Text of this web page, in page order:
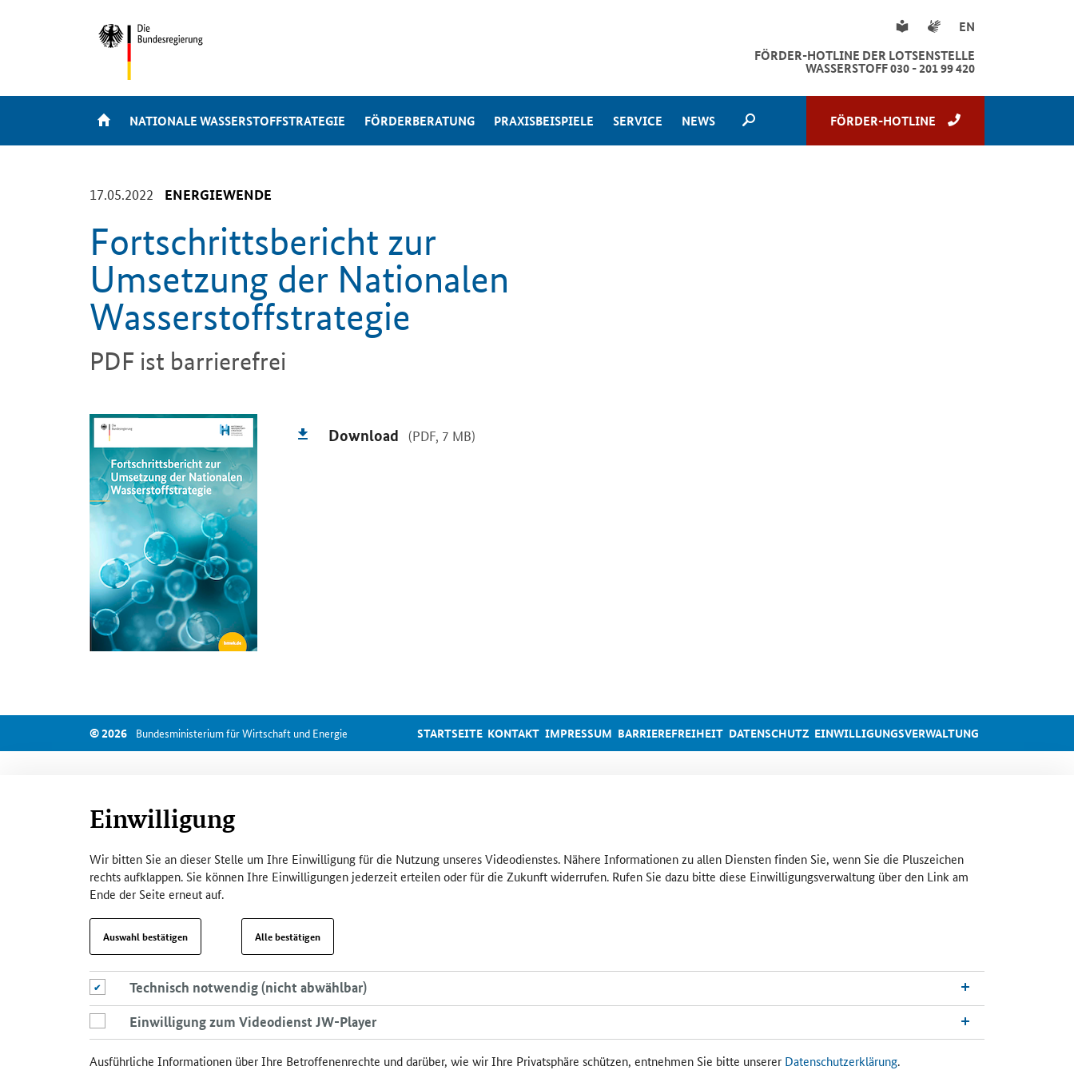
EN
Gebärdensprache
Leichte Sprache
FÖRDER-HOTLINE DER LOTSENSTELLE
WASSERSTOFF 030 - 201 99 420
FÖRDER-HOTLINE
NATIONALE WASSERSTOFFSTRATEGIE FÖRDERBERATUNG PRAXISBEISPIELE SERVICE NEWS
17.05.2022 -
ENERGIEWENDE
Fortschrittsbericht zur
Umsetzung der Nationalen
Wasserstoffstrategie
PDF ist barrierefrei
Download (PDF, 7 MB)
SrOnlyServicemenü
© 2026 Bundesministerium für Wirtschaft und Energie STARTSEITE KONTAKT IMPRESSUM BARRIEREFREIHEIT DATENSCHUTZ EINWILLIGUNGSVERWALTUNG
Einwilligung
Wir bitten Sie an dieser Stelle um Ihre Einwilligung für die Nutzung unseres Videodienstes. Nähere Informationen zu allen Diensten finden Sie, wenn Sie die Pluszeichen
rechts aufklappen. Sie können Ihre Einwilligungen jederzeit erteilen oder für die Zukunft widerrufen. Rufen Sie dazu bitte diese Einwilligungsverwaltung über den Link am
Ende der Seite erneut auf.
Auswahl bestätigen Alle bestätigen
Technisch notwendig (nicht abwählbar)
Technisch notwendig (nicht abwählbar)
Einwilligung zum Videodienst JW-Player
Einwilligung zum Videodienst JW-Player
Ausführliche Informationen über Ihre Betroffenenrechte und darüber, wie wir Ihre Privatsphäre schützen, entnehmen Sie bitte unserer Datenschutzerklärung.